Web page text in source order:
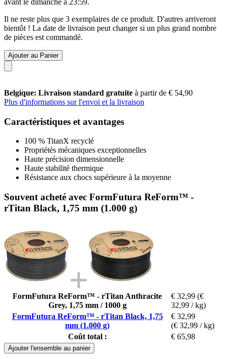
Il ne reste plus que 3 exemplaires de ce produit. D'autres arriveront
bientôt ! La date de livraison peut changer si un plus grand nombre
de pièces est commandé.
Ajouter au Panier
Belgique: Livraison standard gratuite à partir de € 54,90
Plus d'informations sur l'envoi et la livraison
Caractéristiques et avantages
100 % TitanX recyclé
Propriétés mécaniques exceptionnelles
Haute précision dimensionnelle
Haute stabilité thermique
Résistance aux chocs supérieure à la moyenne
Souvent acheté avec FormFutura ReForm™ -
rTitan Black, 1,75 mm (1.000 g)
FormFutura ReForm™ - rTitan Anthracite
Grey, 1,75 mm / 1000 g
€ 32,99 (€
32,99 / kg)
FormFutura ReForm™ - rTitan Black, 1,75
mm (1.000 g)
€ 32,99
(€ 32,99 / kg)
Coût total :
€ 65,98
Ajouter l'ensemble au panier